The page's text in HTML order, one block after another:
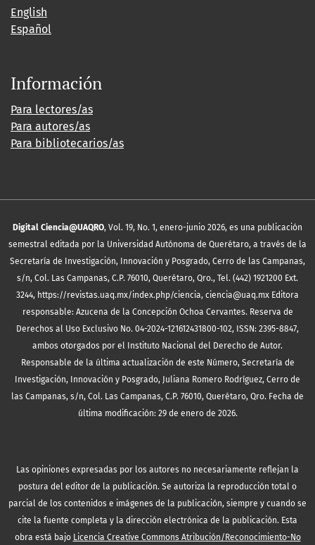
English
Español
Información
Para lectores/as
Para autores/as
Para bibliotecarios/as
Digital Ciencia@UAQRO, Vol. 19, No. 1, enero-junio 2026, es una publicación
semestral editada por la Universidad Autónoma de Querétaro, a través de la
Secretaría de Investigación, Innovación y Posgrado, Cerro de las Campanas,
s/n, Col. Las Campanas, C.P. 76010, Querétaro, Qro., Tel. (442) 1921200 Ext.
3244, https://revistas.uaq.mx/index.php/ciencia, ciencia@uaq.mx Editora
responsable: Azucena de la Concepción Ochoa Cervantes. Reserva de
Derechos al Uso Exclusivo No. 04-2024-121612431800-102, ISSN: 2395-8847,
ambos otorgados por el Instituto Nacional del Derecho de Autor.
Responsable de la última actualización de este Número, Secretaría de
Investigación, Innovación y Posgrado, Juliana Romero Rodríguez, Cerro de
las Campanas, s/n, Col. Las Campanas, C.P. 76010, Querétaro, Qro. Fecha de
última modificación: 29 de enero de 2026.
Las opiniones expresadas por los autores no necesariamente reflejan la
postura del editor de la publicación. Se autoriza la reproducción total o
parcial de los contenidos e imágenes de la publicación, siempre y cuando se
cite la fuente completa y la dirección electrónica de la publicación. Esta
obra está bajo Licencia Creative Commons Atribución/Reconocimiento-No